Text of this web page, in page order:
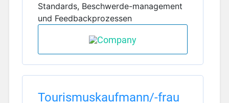
Standards, Beschwerde-management
und Feedbackprozessen
Tourismuskaufmann/-frau